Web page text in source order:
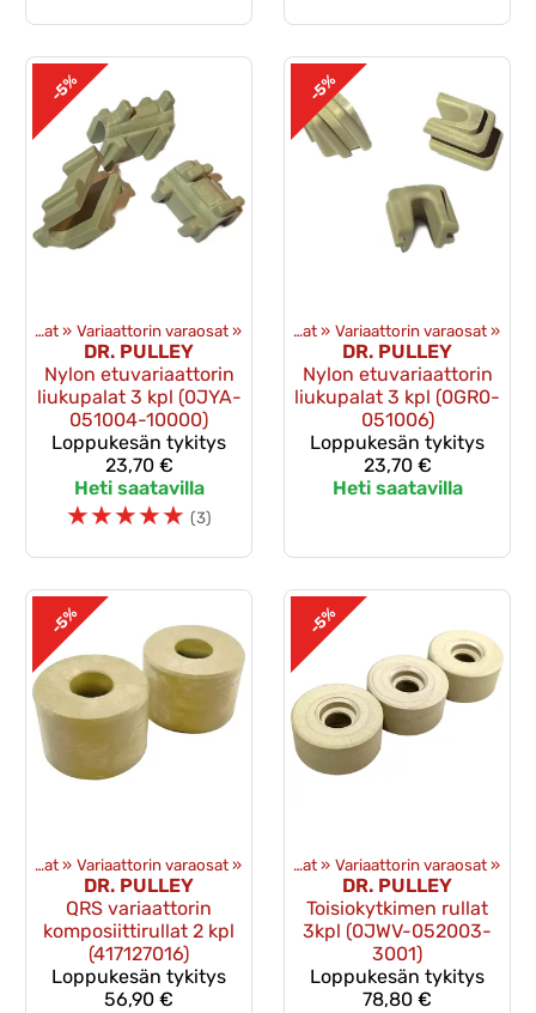
-5%
Variaattorin osat ‪» Variaattorin varaosat ‪»
DR. PULLEY
Nylon etuvariaattorin
liukupalat 3 kpl (0JYA-
051004-10000)
Loppukesän tykitys
23,70 €
Heti saatavilla
☆☆☆☆☆ (3)
-5%
ja toisioveto ‪» Variaattorin osat ‪» Variaattorin varaosat ‪»
DR. PULLEY
Nylon etuvariaattorin
liukupalat 3 kpl (0GR0-
051006)
Loppukesän tykitys
23,70 €
Heti saatavilla
-5%
Variaattorin osat ‪» Variaattorin varaosat ‪»
DR. PULLEY
QRS variaattorin
komposiittirullat 2 kpl
(417127016)
Loppukesän tykitys
56,90 €
-5%
ja toisioveto ‪» Variaattorin osat ‪» Variaattorin varaosat ‪»
DR. PULLEY
Toisiokytkimen rullat
3kpl (0JWV-052003-
3001)
Loppukesän tykitys
78,80 €